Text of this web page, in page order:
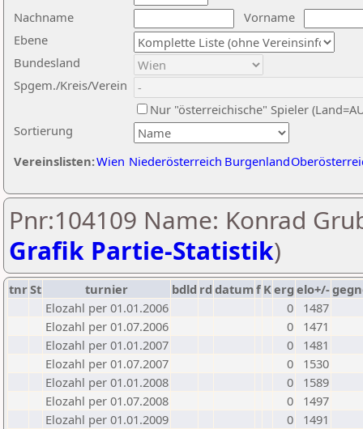
Nachname
Vorname
Ebene
Sortierung
Bundesland
Spgem./Kreis/Verein
Nur "österreichische" Spieler
Vereinslisten:Wien Niederösterreich Burgenland
Pnr:104109 Name: Konrad
Grafik Partie-Statistik)
tnrSt turnier bdld rd datumf Kerg elo+/-
Elozahl per 01.01.2006
0
1487
Elozahl per 01.07.2006
0
1471
Elozahl per 01.01.2007
0
1481
Elozahl per 01.07.2007
0
1530
Elozahl per 01.01.2008
0
1589
Elozahl per 01.07.2008
0
1497
Elozahl per 01.01.2009
0
1491